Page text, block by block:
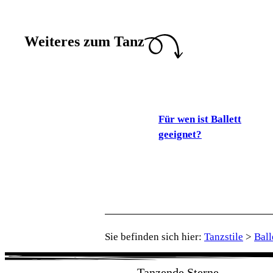
Weiteres zum Tanz
Für wen ist Ballett
geeignet?
Sie befinden sich hier: Tanzstile >